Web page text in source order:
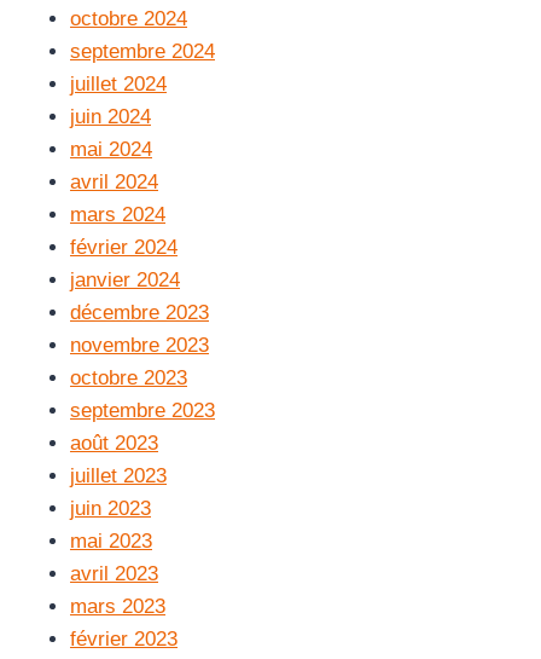
octobre 2024
septembre 2024
juillet 2024
juin 2024
mai 2024
avril 2024
mars 2024
février 2024
janvier 2024
décembre 2023
novembre 2023
octobre 2023
septembre 2023
août 2023
juillet 2023
juin 2023
mai 2023
avril 2023
mars 2023
février 2023